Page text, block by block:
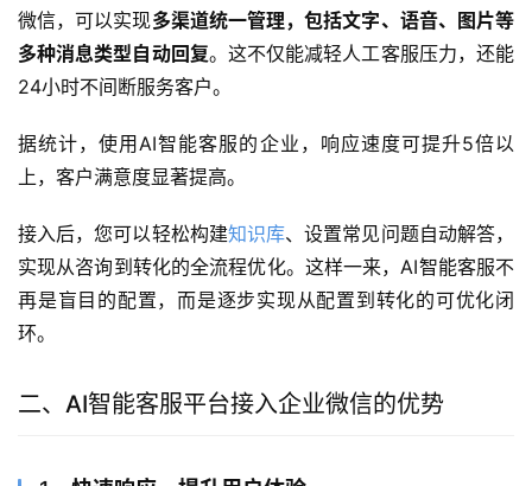
微信，可以实现多渠道统一管理，包括文字、语音、图片等
多种消息类型自动回复。这不仅能减轻人工客服压力，还能
24小时不间断服务客户。
据统计，使用AI智能客服的企业，响应速度可提升5倍以
上，客户满意度显著提高。
接入后，您可以轻松构建知识库、设置常见问题自动解答，
实现从咨询到转化的全流程优化。这样一来，AI智能客服不
再是盲目的配置，而是逐步实现从配置到转化的可优化闭
环。
二、AI智能客服平台接入企业微信的优势